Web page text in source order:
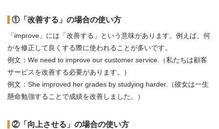
①「改善する」の場合の使い方
「improve」には「改善する」という意味があります。例えば、何
かを修正して良くする際に使われることが多いです。
例文：We need to improve our customer service.（私たちは顧客
サービスを改善する必要があります。）
例文：She improved her grades by studying harder.（彼女は一生
懸命勉強することで成績を改善しました。）
②「向上させる」の場合の使い方